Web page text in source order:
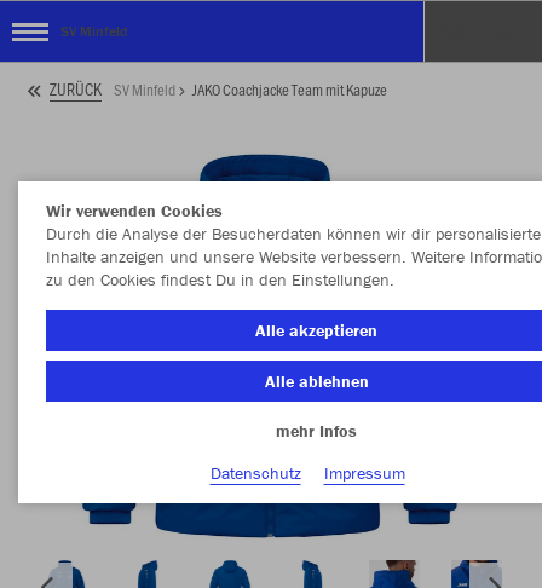
SV Minfeld
ZURÜCK SV Minfeld JAKO Coachjacke Team mit Kapuze
Wir verwenden Cookies
Durch die Analyse der Besucherdaten können wir dir personalisierte
Inhalte anzeigen und unsere Website verbessern. Weitere
zu den Cookies findest Du in den Einstellungen.
Alle akzeptieren
Alle ablehnen
mehr Infos
Datenschutz
Impressum